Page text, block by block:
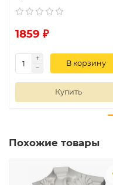
1859 ₽
В корзину
Купить
Похожие товары